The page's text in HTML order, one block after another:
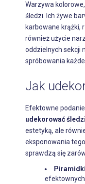
Warzywa
śledzi. Ich żywe
karbowane krążki,
również użycie
oddzielnych sekcji
spróbowania
Jak
Efektowne
udekorować
estetyką, ale
eksponowania
sprawdzą się
efektownych